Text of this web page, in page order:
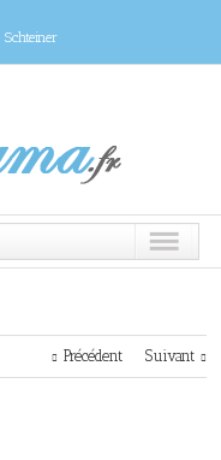
Précédent Suivant